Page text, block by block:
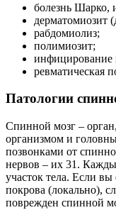
болезнь Шарко,
дерматомиозит
рабдомиолиз;
полимиозит;
инфицирование
ревматическая
Патологии
Спинной мозг –
организмом и
позвонками от
нервов – их 31.
участок тела. Если
покрова (локально),
поврежден спинной